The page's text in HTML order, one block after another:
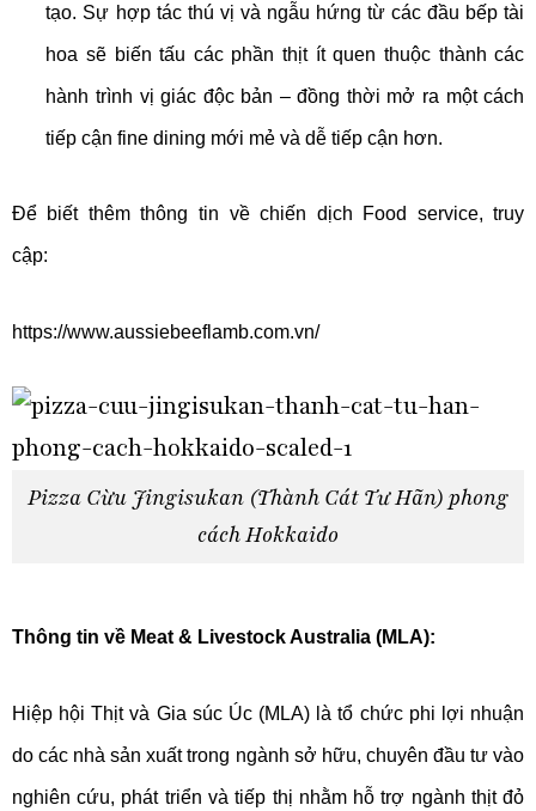
tạo. Sự hợp tác thú vị và ngẫu hứng từ các đầu bếp tài
hoa sẽ biến tấu các phần thịt ít quen thuộc thành các
hành trình vị giác độc bản – đồng thời mở ra một cách
tiếp cận fine dining mới mẻ và dễ tiếp cận hơn.
Để biết thêm thông tin về chiến dịch Food service, truy
cập:
https://www.aussiebeeflamb.com.vn/
Pizza Cừu Jingisukan (Thành Cát Tư Hãn) phong
cách Hokkaido
Thông tin về Meat & Livestock Australia (MLA):
Hiệp hội Thịt và Gia súc Úc (MLA) là tổ chức phi lợi nhuận
do các nhà sản xuất trong ngành sở hữu, chuyên đầu tư vào
nghiên cứu, phát triển và tiếp thị nhằm hỗ trợ ngành thịt đỏ